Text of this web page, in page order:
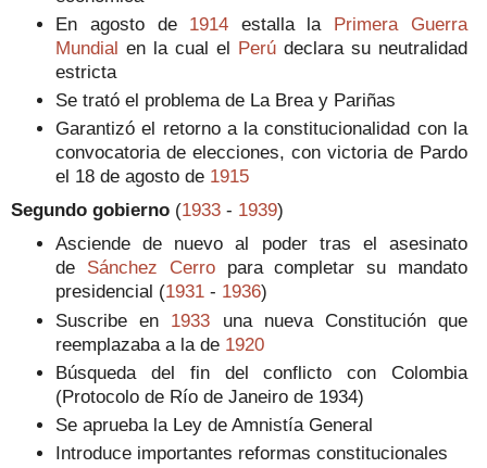
En agosto de 1914 estalla la Primera Guerra
Mundial en la cual el Perúdeclara su neutralidad
estricta
Se trató el problema de La Brea y Pariñas
Garantizó el retorno a la constitucionalidad con la
convocatoria de elecciones, con victoria de Pardo
el 18 de agosto de 1915
Segundo gobierno (1933 - 1939)
Asciende de nuevo al poder tras el asesinato
de Sánchez Cerropara completar su mandato
presidencial (1931 - 1936)
Suscribe en 1933 una nueva Constitución que
reemplazaba a la de 1920
Búsqueda del fin del conflicto con Colombia
(Protocolo de Río de Janeiro de 1934)
Se aprueba la Ley de Amnistía General
Introduce importantes reformas constitucionales